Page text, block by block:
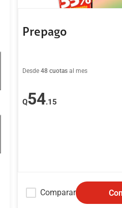
Prepago
Desde 48 cuotas al mes
Q54.15
Comparar